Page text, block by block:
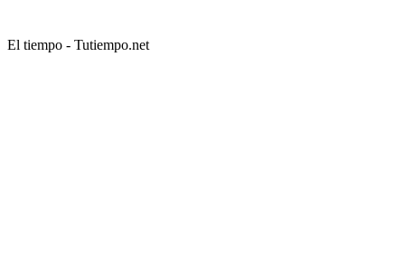
El tiempo - Tutiempo.net